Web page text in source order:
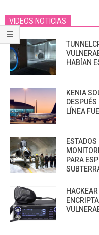
VIDEOS NOTICIAS
HABÍAN
KENIA
LÍNEA
PARA